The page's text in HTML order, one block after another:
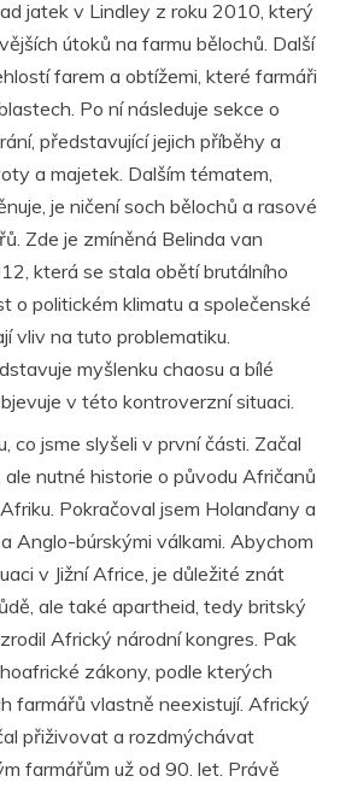
jatek v Lindley z roku 2010, který
útoků na farmu bělochů. Další
farem a obtížemi, které farmáři
Po ní následuje sekce o
představující jejich příběhy a
a majetek. Dalším tématem,
je ničení soch bělochů a rasové
Zde je zmíněná Belinda van
která se stala obětí brutálního
o politickém klimatu a společenské
vliv na tuto problematiku.
myšlenku chaosu a bílé
v této kontroverzní situaci.
co jsme slyšeli v první části. Začal
ale nutné historie o původu Afričanů
Pokračoval jsem Holanďany a
Anglo-búrskými válkami. Abychom
v Jižní Africe, je důležité znát
ale také apartheid, tedy britský
Africký národní kongres. Pak
zákony, podle kterých
farmářů vlastně neexistují. Africký
přiživovat a rozdmýchávat
farmářům už od 90. let. Právě